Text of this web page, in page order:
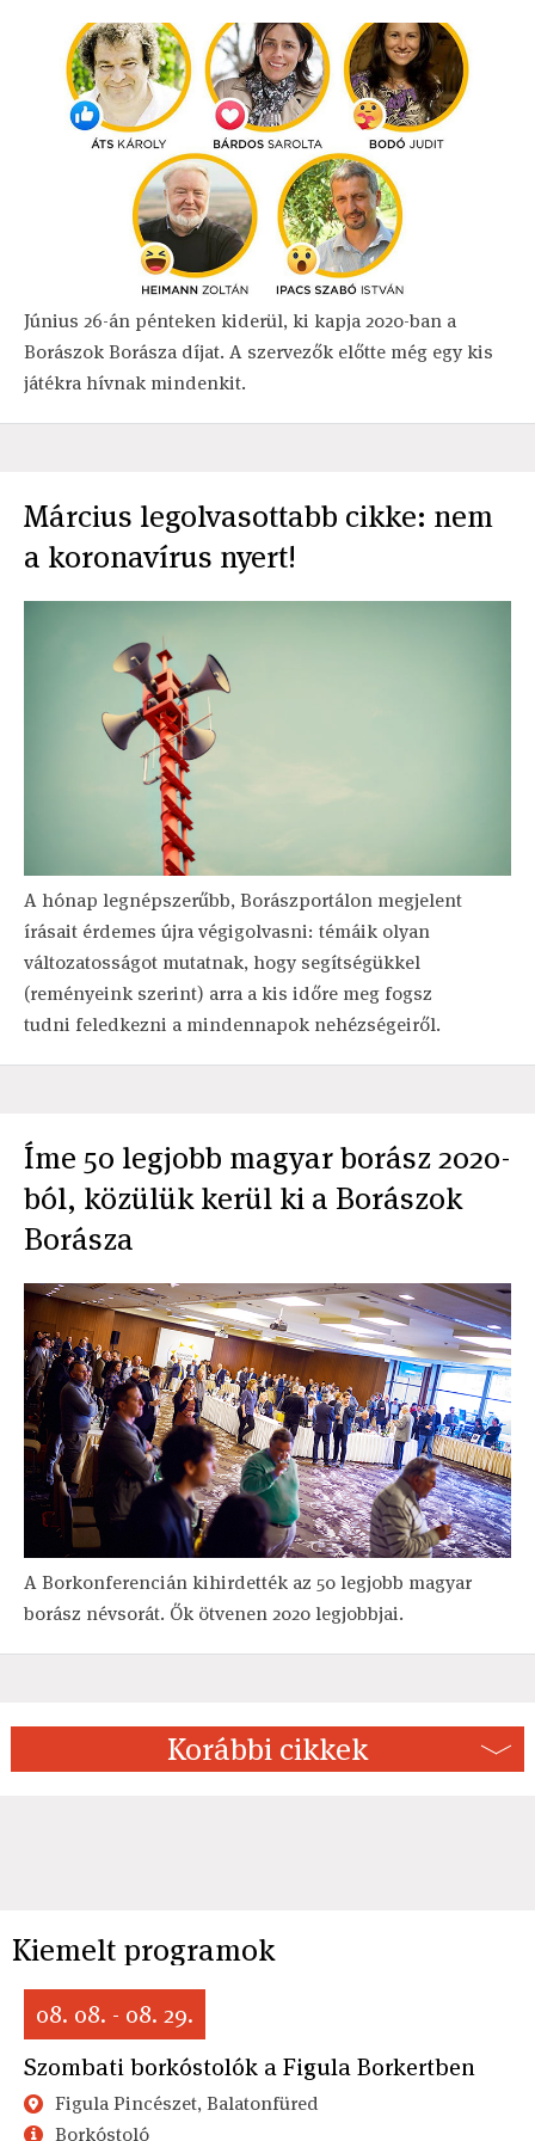
Június 26-án pénteken kiderül, ki kapja 2020-ban a
Borászok Borásza díjat. A szervezők előtte még egy kis
játékra hívnak mindenkit.
Március legolvasottabb cikke: nem
a koronavírus nyert!
A hónap legnépszerűbb, Borászportálon megjelent
írásait érdemes újra végigolvasni: témáik olyan
változatosságot mutatnak, hogy segítségükkel
(reményeink szerint) arra a kis időre meg fogsz
tudni feledkezni a mindennapok nehézségeiről.
Íme 50 legjobb magyar borász 2020-
ból, közülük kerül ki a Borászok
Borásza
A Borkonferencián kihirdették az 50 legjobb magyar
borász névsorát. Ők ötvenen 2020 legjobbjai.
Korábbi cikkek
Kiemelt programok
08. 08. - 08. 29.
Szombati borkóstolók a Figula Borkertben
Figula Pincészet, Balatonfüred
Borkóstoló